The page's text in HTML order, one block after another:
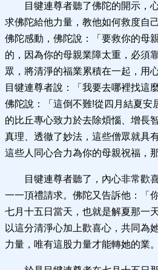
目犍連尊者聽了佛陀的開示，
求佛陀給他力量，教他如何救度自
佛陀感動，佛陀說：「要救你的母
的，因為你的母親業障太重，必須
眾，將清淨的福業累積在一起，用
目犍連尊者說：「我要去哪裡找這
佛陀說：「這倒不難!從四月結夏安
的比丘專心致力於去除煩惱、增長
真理、透徹了妙法，這些僧眾就具
這些人同心合力為你的母親祝福，
目犍連尊者聽了，內心非常歡
一一頂禮請求。佛陀又告訴他：「
七月十五日當天，也就是解夏那一
以這分清淨心加上歡喜心，共同為
力量，唯有這股力量才能轉她的業。